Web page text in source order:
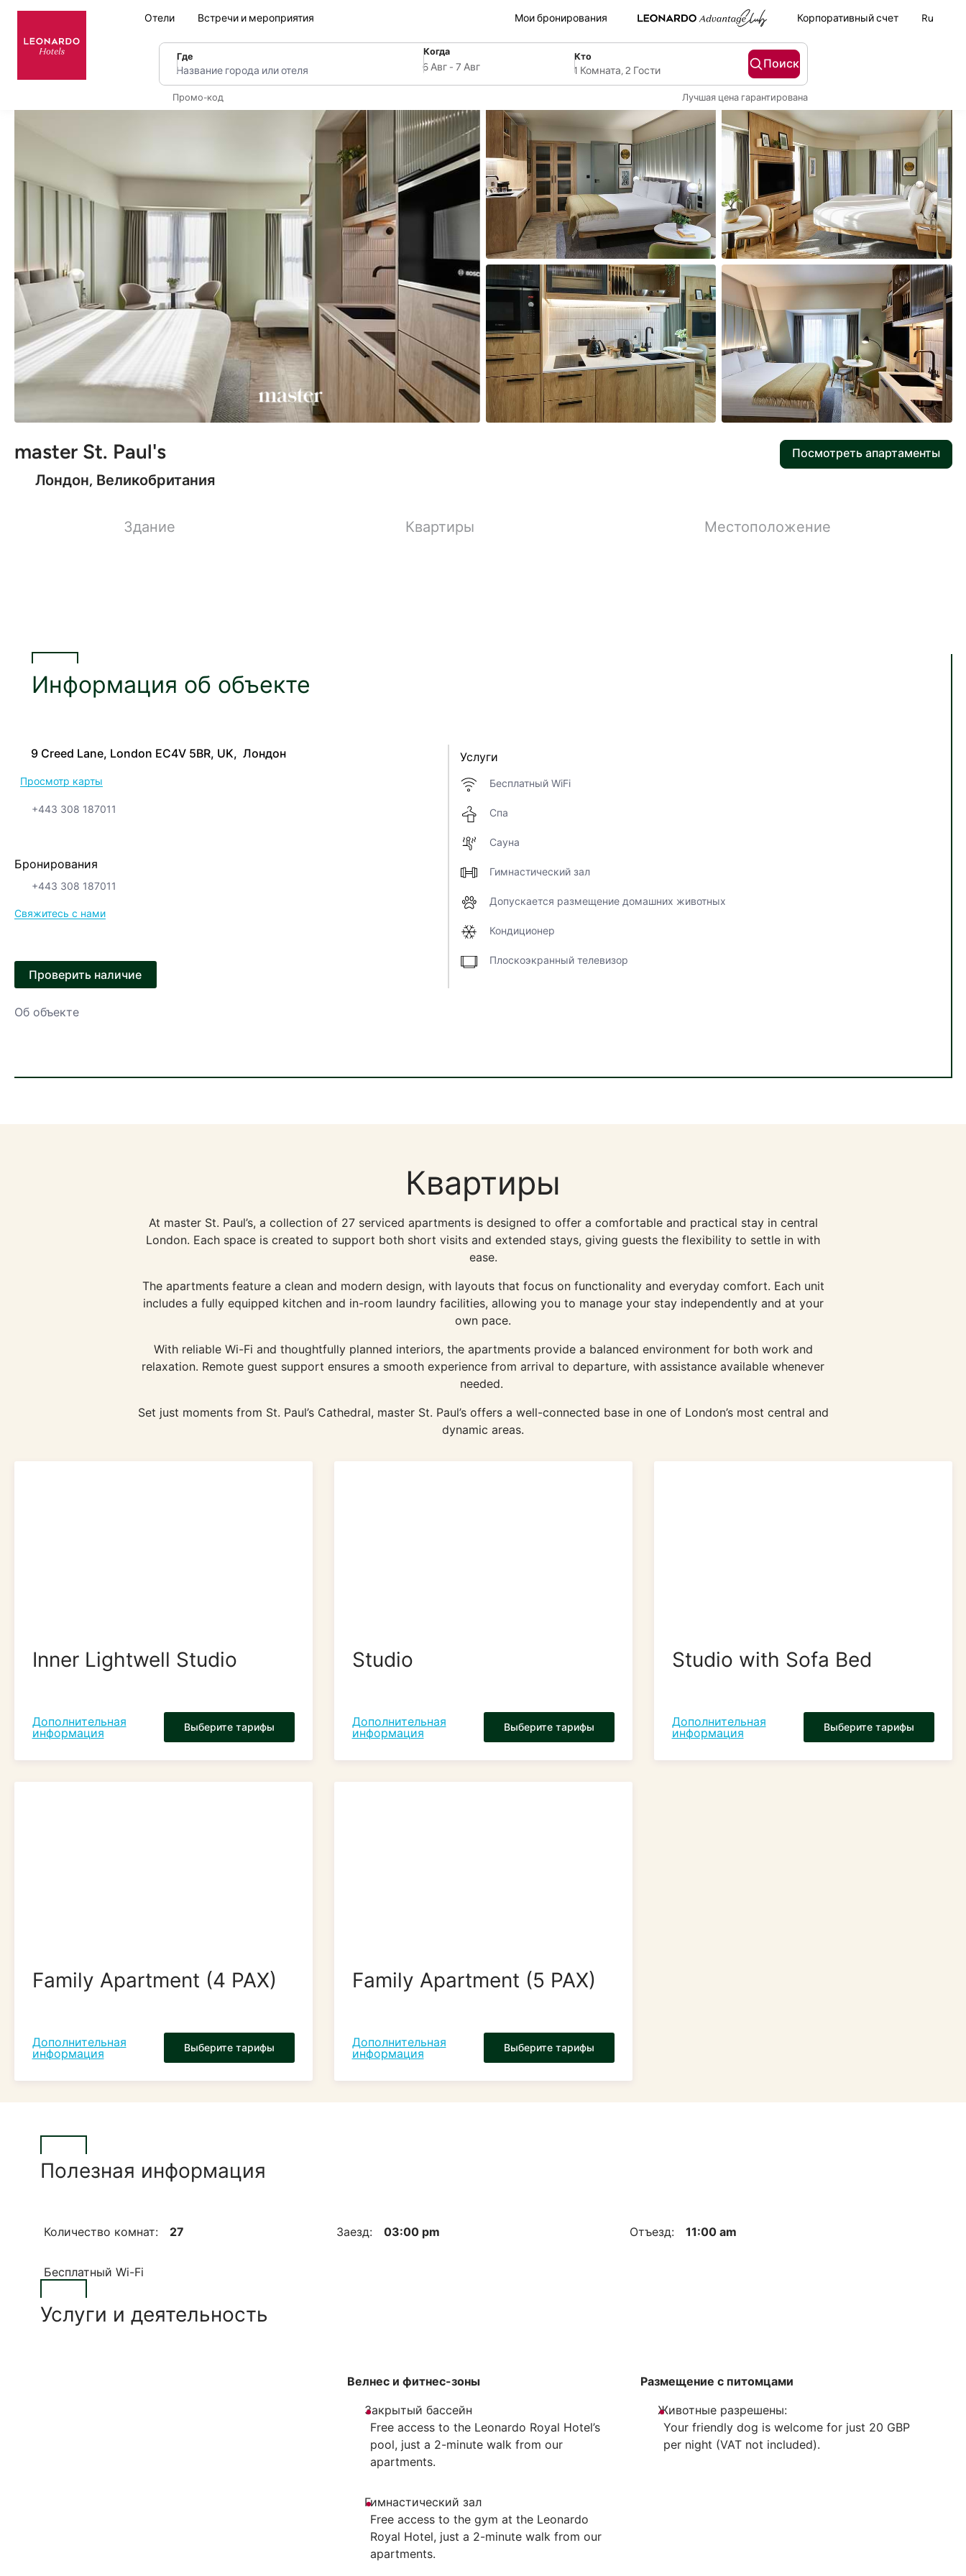
Отели Встречи и мероприятия Мои бронирования Корпоративный счет Ru
master St. Paul's
Лондон, Великобритания
Посмотреть апартаменты
Где
Название города или отеля
Когда
SelectDate
6 Авг- 7 Авг
Кто
Username
1 Комната, 2 Гости
Поиск
Промо-код Лучшая цена гарантирована
Здание Квартиры Местоположение
Информация об объекте
9 Creed Lane, London EC4V 5BR, UK, Лондон
Просмотр карты
+443 308 187011
Бронирования
+443 308 187011
Свяжитесь с нами
Проверить наличие
Услуги
Бесплатный WiFi
Спа
Сауна
Гимнастический зал
Допускается размещение домашних животных
Кондиционер
Плоскоэкранный телевизор
Об объекте
Квартиры
At master St. Paul’s, a collection of 27 serviced apartments is designed to offer a comfortable and practical stay in central
London. Each space is created to support both short visits and extended stays, giving guests the flexibility to settle in with
ease.
The apartments feature a clean and modern design, with layouts that focus on functionality and everyday comfort. Each unit
includes a fully equipped kitchen and in-room laundry facilities, allowing you to manage your stay independently and at your
own pace.
With reliable Wi-Fi and thoughtfully planned interiors, the apartments provide a balanced environment for both work and
relaxation. Remote guest support ensures a smooth experience from arrival to departure, with assistance available whenever
needed.
Set just moments from St. Paul’s Cathedral, master St. Paul’s offers a well-connected base in one of London’s most central and
dynamic areas.
Inner Lightwell Studio
Дополнительная
информация
Выберите тарифы
Studio
Дополнительная
информация
Выберите тарифы
Studio with Sofa Bed
Дополнительная
информация
Выберите тарифы
Family Apartment (4 PAX)
Дополнительная
информация
Выберите тарифы
Family Apartment (5 PAX)
Дополнительная
информация
Выберите тарифы
Полезная информация
Количество комнат: 27 Заезд: 03:00 pm Отъезд: 11:00 am
Бесплатный Wi-Fi
Услуги и деятельность
Велнес и фитнес-зоны
Закрытый бассейн
Free access to the Leonardo Royal Hotel’s
pool, just a 2-minute walk from our
apartments.
Гимнастический зал
Free access to the gym at the Leonardo
Royal Hotel, just a 2-minute walk from our
apartments.
Размещение с питомцами
Животные разрешены:
Your friendly dog is welcome for just 20 GBP
per night (VAT not included).